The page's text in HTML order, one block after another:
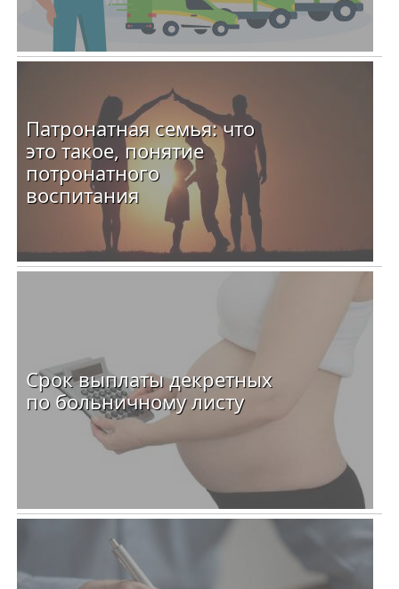
Патронатная семья: что
это такое, понятие
потронатного
воспитания
Срок выплаты декретных
по больничному листу